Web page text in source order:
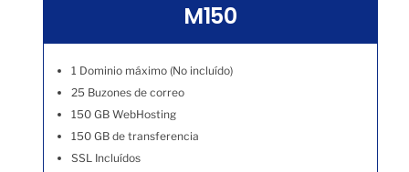
M150
1 Dominio máximo (No incluído)
25 Buzones de correo
150 GB WebHosting
150 GB de transferencia
SSL Incluídos